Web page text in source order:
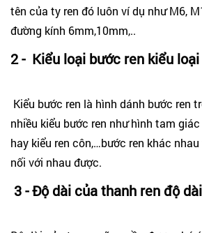
tên của ty ren đó luôn ví dụ như M6,
đường kính 6mm,10mm,..
2 - Kiểu loại bước ren kiểu
Kiểu bước ren là hình dánh bước ren
nhiều kiểu bước ren như hình tam
hay kiểu ren côn,…bước ren khác
nối với nhau được.
3 - Độ dài của thanh ren độ